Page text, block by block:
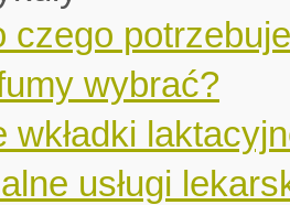
czego
wybrać?
wkładki
usługi